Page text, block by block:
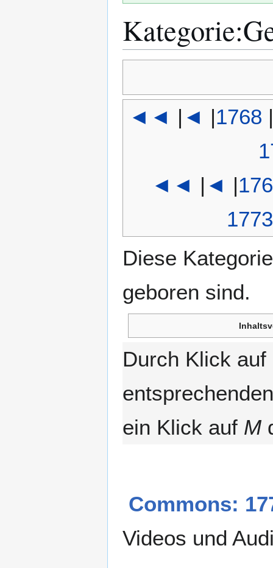
Kategorie:
springen
springen
◄◄ | ◄ |1768 |
◄◄ | ◄ |
1773
Diese
geboren sind.
Durch Klick
ein Klick auf M
Commons:
Videos und